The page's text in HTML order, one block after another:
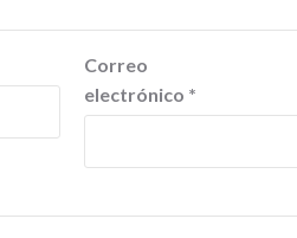
Correo
electrónico *